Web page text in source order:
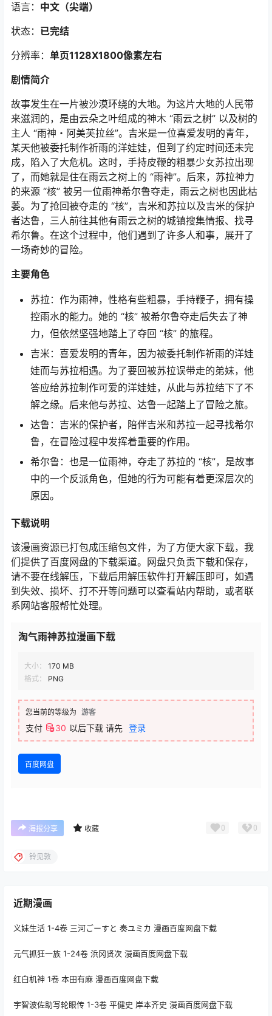
语言： 中文（尖端）
状态： 已完结
分辨率： 单页1128X1800像素左右
剧情简介
故事发生在一片被沙漠环绕的大地。为这片大地的人民带
来滋润的，是由云朵之叶组成的神木 “雨云之树” 以及树的
主人 “雨神・阿美芙拉丝”。吉米是一位喜爱发明的青年，
某天他被委托制作祈雨的洋娃娃，但到了约定时间还未完
成，陷入了大危机。这时，手持皮鞭的粗暴少女苏拉出现
了，而她就是住在雨云之树上的 “雨神”。后来，苏拉神力
的来源 “核” 被另一位雨神希尔鲁夺走，雨云之树也因此枯
萎。为了抢回被夺走的 “核”，吉米和苏拉以及吉米的保护
者达鲁，三人前往其他有雨云之树的城镇搜集情报、找寻
希尔鲁。在这个过程中，他们遇到了许多人和事，展开了
一场奇妙的冒险。
主要角色
苏拉：作为雨神，性格有些粗暴，手持鞭子，拥有操
控雨水的能力。她的 “核” 被希尔鲁夺走后失去了神
力，但依然坚强地踏上了夺回 “核” 的旅程。
吉米：喜爱发明的青年，因为被委托制作祈雨的洋娃
娃而与苏拉相遇。为了要回被苏拉误带走的弟妹，他
答应给苏拉制作可爱的洋娃娃，从此与苏拉结下了不
解之缘。后来他与苏拉、达鲁一起踏上了冒险之旅。
达鲁：吉米的保护者，陪伴吉米和苏拉一起寻找希尔
鲁，在冒险过程中发挥着重要的作用。
希尔鲁：也是一位雨神，夺走了苏拉的 “核”，是故事
中的一个反派角色，但她的行为可能有着更深层次的
原因。
下载说明
该漫画资源已打包成压缩包文件，为了方便大家下载，我
们提供了百度网盘的下载渠道。网盘只负责下载和保存，
请不要在线解压，下载后用解压软件打开解压即可，如遇
到失效、损坏、打不开等问题可以查看站内帮助，或者联
系网站客服帮忙处理。
淘气雨神苏拉漫画下载
大小：
170 MB
格式：
PNG
您当前的等级为 游客
支付 30 以后下载 请先 登录
百度网盘
海报分享 收藏 0 0
铃见敦
近期漫画
义妹生活 1-4卷 三河ごーすと 奏ユミカ 漫画百度网盘下载
元气抓狂一族 1-24卷 浜冈贤次 漫画百度网盘下载
红白机神 1卷 本田有麻 漫画百度网盘下载
宇智波佐助写轮眼传 1-3卷 平健史 岸本齐史 漫画百度网盘下载